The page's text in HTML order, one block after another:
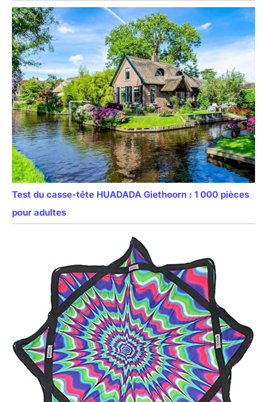
Test du casse-tête HUADADA Giethoorn : 1 000 pièces
pour adultes